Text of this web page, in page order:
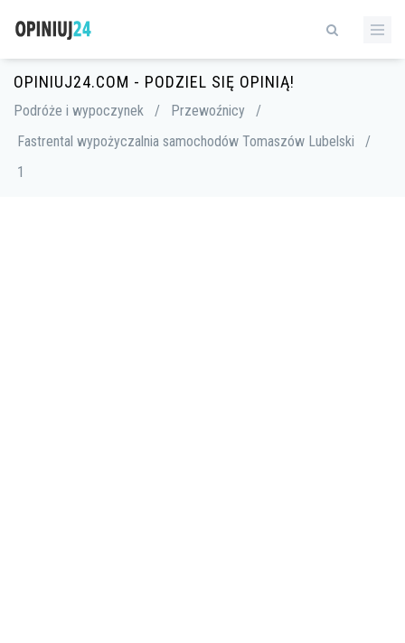
OPINIUJ24.COM - PODZIEL SIĘ OPINIĄ!
Podróże i wypoczynek / Przewoźnicy
/
Fastrental wypożyczalnia samochodów Tomaszów Lubelski
/
1